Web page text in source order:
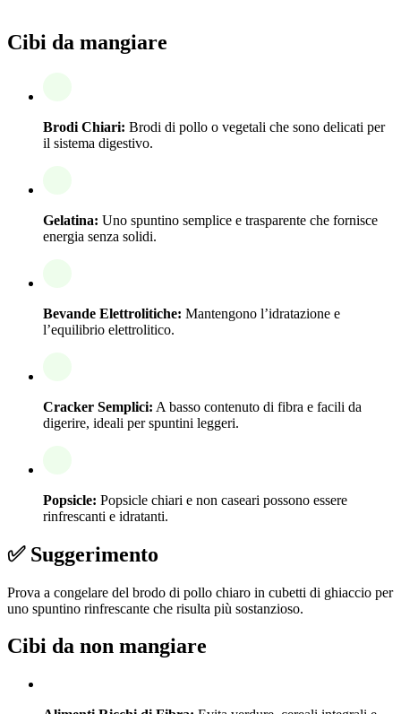
Cibi da mangiare
Brodi Chiari: Brodi di pollo o vegetali che sono delicati per
il sistema digestivo.
Gelatina: Uno spuntino semplice e trasparente che fornisce
energia senza solidi.
Bevande Elettrolitiche: Mantengono l’idratazione e
l’equilibrio elettrolitico.
Cracker Semplici: A basso contenuto di fibra e facili da
digerire, ideali per spuntini leggeri.
Popsicle: Popsicle chiari e non caseari possono essere
rinfrescanti e idratanti.
✅ Suggerimento
Prova a congelare del brodo di pollo chiaro in cubetti di ghiaccio per
uno spuntino rinfrescante che risulta più sostanzioso.
Cibi da non mangiare